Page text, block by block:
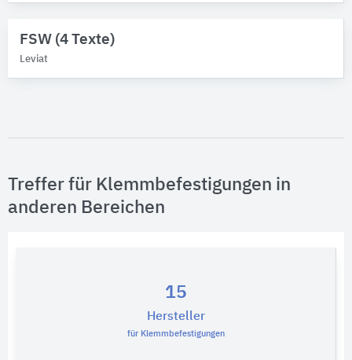
Gebäude-Bauteile
Bitte auswählen
FSW (4 Texte)
Leviat
Treffer für Klemmbefestigungen in
anderen Bereichen
15
Hersteller
für Klemmbefestigungen